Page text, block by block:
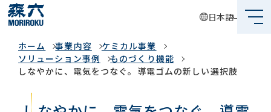
日本語
森六って何？
企業情報
事業内容
ホーム 事業内容
ケミカル事業
ソリューション事例
ものづくり機能
しなやかに、電気をつなぐ。導電ゴムの新しい選択肢